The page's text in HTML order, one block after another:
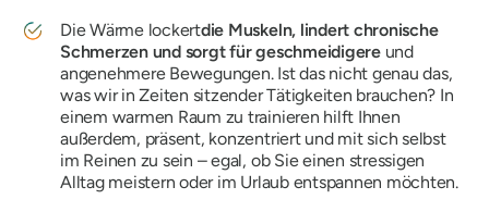
Die Wärme lockertdie Muskeln, lindert chronische
Schmerzen und sorgt für geschmeidigereund
angenehmere Bewegungen. Ist das nicht genau das,
was wir in Zeiten sitzender Tätigkeiten brauchen? In
einem warmen Raum zu trainieren hilft Ihnen
außerdem, präsent, konzentriert und mit sich selbst
im Reinen zu sein – egal, ob Sie einen stressigen
Alltag meistern oder im Urlaub entspannen möchten.